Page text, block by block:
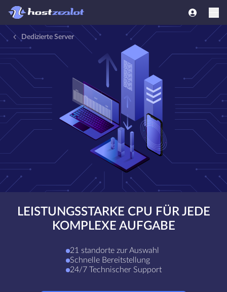
Dedizierte Server
LEISTUNGSSTARKE CPU FÜR JEDE
KOMPLEXE AUFGABE
21 standorte zur Auswahl
Schnelle Bereitstellung
24/7 Technischer Support